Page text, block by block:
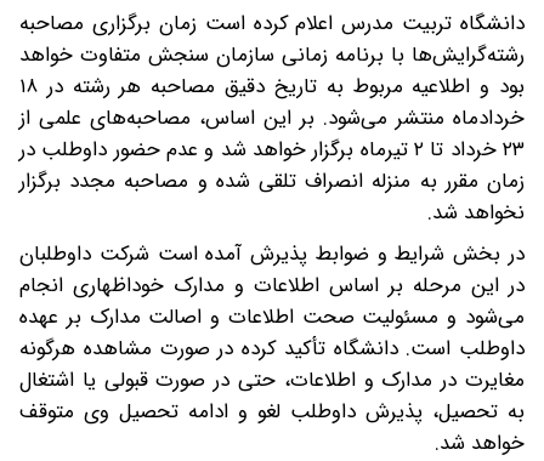
دانشگاه تربیت مدرس اعلام کرده است زمان برگزاری مصاحبه
رشته‌گرایش‌ها با برنامه زمانی سازمان سنجش متفاوت خواهد
بود و اطلاعیه مربوط به تاریخ دقیق مصاحبه هر رشته در ۱۸
خردادماه منتشر می‌شود. بر این اساس، مصاحبه‌های علمی از
۲۳ خرداد تا ۲ تیرماه برگزار خواهد شد و عدم حضور داوطلب در
زمان مقرر به منزله انصراف تلقی شده و مصاحبه مجدد برگزار
نخواهد شد.
در بخش شرایط و ضوابط پذیرش آمده است شرکت داوطلبان
در این مرحله بر اساس اطلاعات و مدارک خوداظهاری انجام
می‌شود و مسئولیت صحت اطلاعات و اصالت مدارک بر عهده
داوطلب است. دانشگاه تأکید کرده در صورت مشاهده هرگونه
مغایرت در مدارک و اطلاعات، حتی در صورت قبولی یا اشتغال
به تحصیل، پذیرش داوطلب لغو و ادامه تحصیل وی متوقف
خواهد شد.